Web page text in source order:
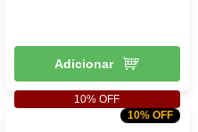
Adicionar
10% OFF
10% OFF